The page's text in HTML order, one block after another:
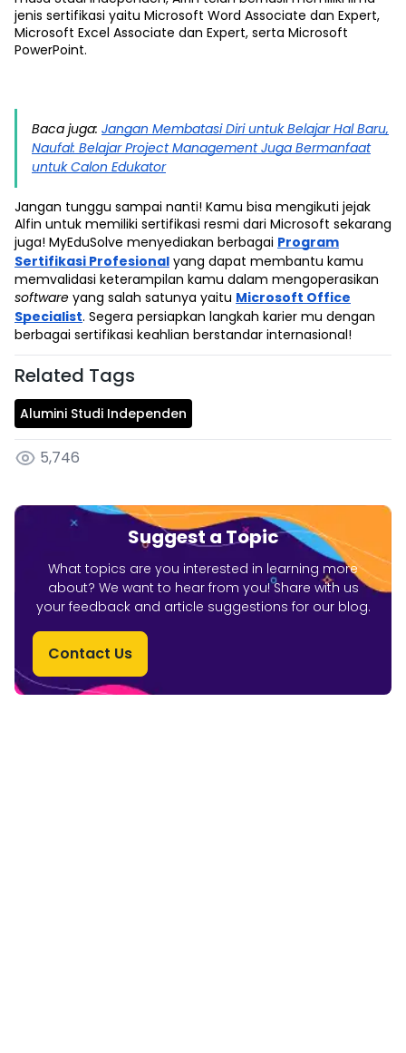
jenis sertifikasi yaitu Microsoft Word Associate dan Expert,
Microsoft Excel Associate dan Expert, serta Microsoft
PowerPoint.
Baca juga: Jangan Membatasi Diri untuk Belajar Hal Baru,
Naufal: Belajar Project Management Juga Bermanfaat
untuk Calon Edukator
Jangan tunggu sampai nanti! Kamu bisa mengikuti jejak
Alfin untuk memiliki sertifikasi resmi dari Microsoft sekarang
juga! MyEduSolve menyediakan berbagai Program
Sertifikasi Profesional yang dapat membantu kamu
memvalidasi keterampilan kamu dalam mengoperasikan
software yang salah satunya yaitu Microsoft Office
Specialist. Segera persiapkan langkah karier mu dengan
berbagai sertifikasi keahlian berstandar internasional!
Related Tags
Alumini Studi Independen
5,746
Suggest a Topic
What topics are you interested in learning more
about? We want to hear from you! Share with us
your feedback and article suggestions for our blog.
Contact Us